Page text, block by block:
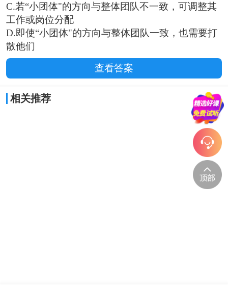
C.若“小团体"的方向与整体团队不一致，可调整其
工作或岗位分配
D.即使“小团体"的方向与整体团队一致，也需要打
散他们
查看答案
相关推荐